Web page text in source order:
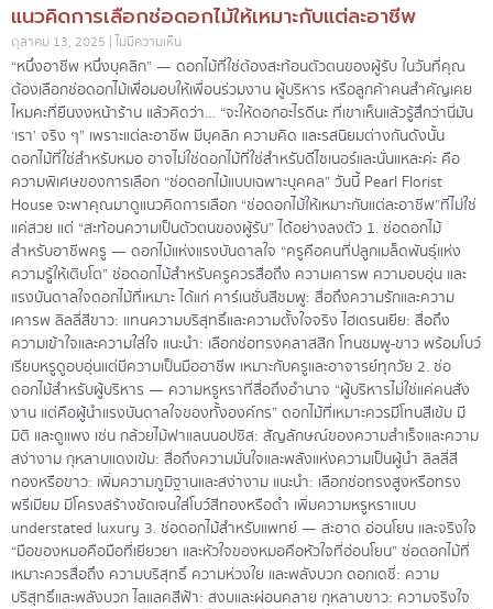
แนวคิดการเลือกช่อดอกไม้ให้เหมาะกับแต่ละอาชีพ
ตุลาคม 13, 2025 ไม่มีความเห็น
“หนึ่งอาชีพ หนึ่งบุคลิก” — ดอกไม้ที่ใช่ต้องสะท้อนตัวตนของผู้รับ ในวันที่คุณ
ต้องเลือกช่อดอกไม้เพื่อมอบให้เพื่อนร่วมงาน ผู้บริหาร หรือลูกค้าคนสำคัญเคย
ไหมคะที่ยืนงงหน้าร้าน แล้วคิดว่า… “จะให้ดอกอะไรดีนะ ที่เขาเห็นแล้วรู้สึกว่านี่มัน
‘เรา’ จริง ๆ” เพราะแต่ละอาชีพ มีบุคลิก ความคิด และรสนิยมต่างกันดังนั้น
ดอกไม้ที่ใช่สำหรับหมอ อาจไม่ใช่ดอกไม้ที่ใช่สำหรับดีไซเนอร์และนั่นแหละค่ะ คือ
ความพิเศษของการเลือก “ช่อดอกไม้แบบเฉพาะบุคคล” วันนี้ Pearl Florist
House จะพาคุณมาดูแนวคิดการเลือก “ช่อดอกไม้ให้เหมาะกับแต่ละอาชีพ”ที่ไม่ใช่
แค่สวย แต่ “สะท้อนความเป็นตัวตนของผู้รับ” ได้อย่างลงตัว 1. ช่อดอกไม้
สำหรับอาชีพครู — ดอกไม้แห่งแรงบันดาลใจ “ครูคือคนที่ปลูกเมล็ดพันธุ์แห่ง
ความรู้ให้เติบโต” ช่อดอกไม้สำหรับครูควรสื่อถึง ความเคารพ ความอบอุ่น และ
แรงบันดาลใจดอกไม้ที่เหมาะ ได้แก่ คาร์เนชั่นสีชมพู: สื่อถึงความรักและความ
เคารพ ลิลลี่สีขาว: แทนความบริสุทธิ์และความตั้งใจจริง ไฮเดรนเยีย: สื่อถึง
ความเข้าใจและความใส่ใจ แนะนำ: เลือกช่อทรงคลาสสิก โทนชมพู-ขาว พร้อมโบว์
เรียบหรูดูอบอุ่นแต่มีความเป็นมืออาชีพ เหมาะกับครูและอาจารย์ทุกวัย 2. ช่อ
ดอกไม้สำหรับผู้บริหาร — ความหรูหราที่สื่อถึงอำนาจ “ผู้บริหารไม่ใช่แค่คนสั่ง
งาน แต่คือผู้นำแรงบันดาลใจของทั้งองค์กร” ดอกไม้ที่เหมาะควรมีโทนสีเข้ม มี
มิติ และดูแพง เช่น กล้วยไม้ฟาแลนนอปซิส: สัญลักษณ์ของความสำเร็จและความ
สง่างาม กุหลาบแดงเข้ม: สื่อถึงความมั่นใจและพลังแห่งความเป็นผู้นำ ลิลลี่สี
ทองหรือขาว: เพิ่มความภูมิฐานและสง่างาม แนะนำ: เลือกช่อทรงสูงหรือทรง
พรีเมียม มีโครงสร้างชัดเจนใส่โบว์สีทองหรือดำ เพิ่มความหรูหราแบบ
understated luxury 3. ช่อดอกไม้สำหรับแพทย์ — สะอาด อ่อนโยน และจริงใจ
“มือของหมอคือมือที่เยียวยา และหัวใจของหมอคือหัวใจที่อ่อนโยน” ช่อดอกไม้ที่
เหมาะควรสื่อถึง ความบริสุทธิ์ ความห่วงใย และพลังบวก ดอกเดซี่: ความ
บริสุทธิ์และพลังบวก ไลแลคสีฟ้า: สงบและผ่อนคลาย กุหลาบขาว: ความจริงใจ